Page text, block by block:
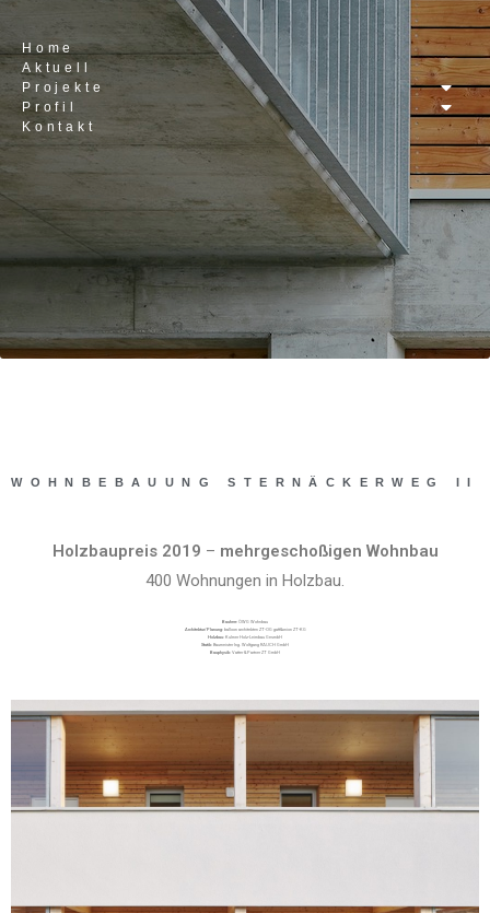
Home
Aktuell
Projekte
Profil
Kontakt
WOHNBEBAUUNG STERNÄCKERWEG II
Holzbaupreis 2019 – mehrgeschoßigen Wohnbau
400 Wohnungen in Holzbau.
Bauherr: ÖWG Wohnbau
Architektur/Planung:balloon architekten ZT-OG gaft&onion ZT-KG
Holzbau: Kulmer Holz-Leimbau GesmbH
Statik: Baumeister Ing. Wolfgang RAUCH GmbH
Bauphysik: Vatter & Partner ZT GmbH